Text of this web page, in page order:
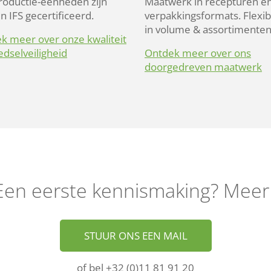
IFS gecertificeerd.
meer over onze kwaliteit
verpakkingsformats.
in volume &
Ontdek meer over ons
doorgedreven maatwerk
eerste kennismaking?
STUUR ONS EEN MAIL
of bel +32 (0)11 81 91 20